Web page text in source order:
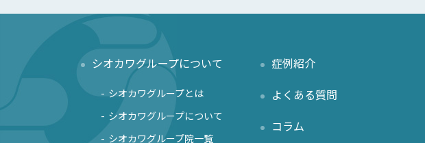
シオカワグループについて
シオカワグループとは
シオカワグループについて
シオカワグループ院一覧
症例紹介
よくある質問
コラム